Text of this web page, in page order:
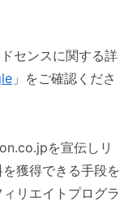
センスに関する詳
」をご確認くださ
を宣伝しリ
獲得できる手段を
リエイトプログラ